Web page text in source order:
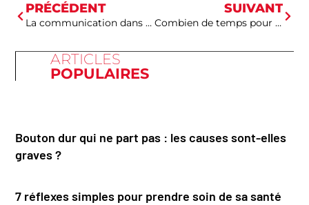
PRÉCÉDENT
La communication dans le couple : un levier essentiel pour une sexualité épanouie
SUIVANT
Combien de temps pour se remettre d’un burn out : les phases ?
ARTICLES
POPULAIRES
Bouton dur qui ne part pas : les causes sont-elles
graves ?
7 réflexes simples pour prendre soin de sa santé